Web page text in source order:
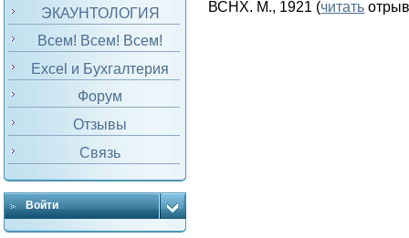
ЭКАУНТОЛОГИЯ
Всем! Всем! Всем!
Excel и Бухгалтерия
Форум
Отзывы
Связь
Войти
ВСНХ. М., 1921 (читать